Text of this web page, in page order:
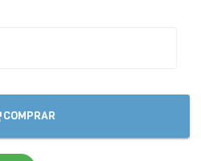
COMPRAR